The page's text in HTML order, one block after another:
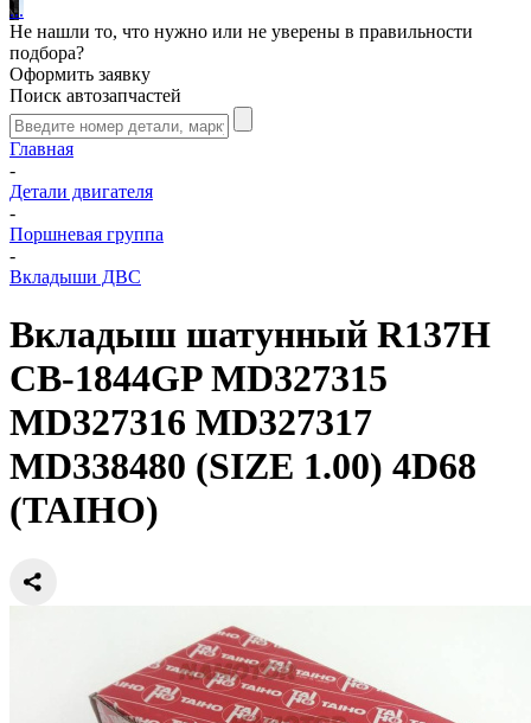
...
Не нашли то, что нужно или не уверены в правильности
подбора?
Оформить заявку
Поиск автозапчастей
Главная
-
Детали двигателя
-
Поршневая группа
-
Вкладыши ДВС
Вкладыш шатунный R137H
CB-1844GP MD327315
MD327316 MD327317
MD338480 (SIZE 1.00) 4D68
(TAIHO)